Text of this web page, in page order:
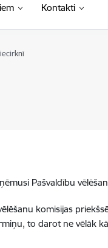
Kontakti
Pašvaldību
komisijas
to darot ne vēlāk